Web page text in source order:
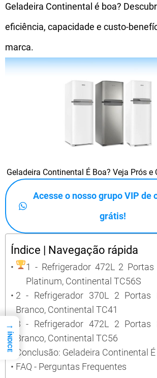
Geladeira Continental é boa?
eficiência, capacidade e custo-
marca.
Geladeira Continental É Boa? Veja Prós e
Acesse o nosso grupo VIP de
grátis!
Índice | Navegação rápida
1 - Refrigerador 472L 2 Portas
Platinum, Continental TC56S
2 - Refrigerador 370L 2 Portas
Branco, Continental TC41
3 - Refrigerador 472L 2 Portas
Branco, Continental TC56
Conclusão: Geladeira Continental
FAQ - Perguntas Frequentes
→
ÍNDICE